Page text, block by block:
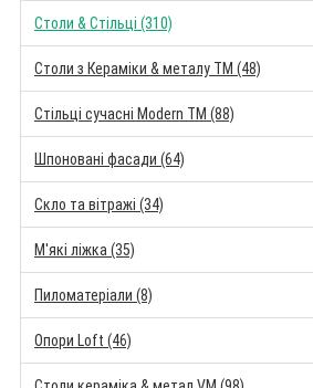
Столи & Стільці (310)
Столи з Кераміки & металу TM (48)
Стільці сучасні Modern TM (88)
Шпоновані фасади (64)
Скло та вітражі (34)
М'які ліжка (35)
Пиломатеріали (8)
Опори Loft (46)